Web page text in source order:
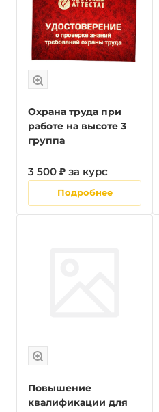
Охрана труда при
работе на высоте 3
группа
3 500 ₽ за курс
Подробнее
Повышение
квалификации для